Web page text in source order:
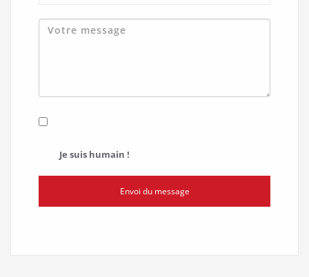
Je suis humain !
Envoi du message